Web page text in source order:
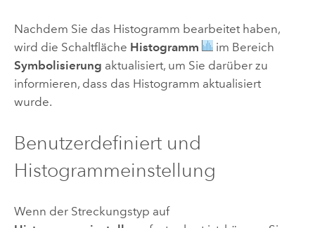
Nachdem Sie das Histogramm bearbeitet haben,
wird die Schaltfläche Histogramm
im Bereich
Symbolisierung aktualisiert, um Sie darüber zu
informieren, dass das Histogramm aktualisiert
wurde.
Benutzerdefiniert und
Histogrammeinstellung
Wenn der Streckungstyp auf